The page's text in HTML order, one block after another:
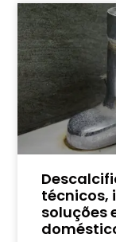
técnicos,
soluções